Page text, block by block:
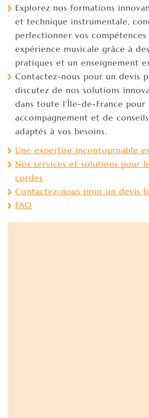
Explorez nos formations
et technique instrumentale,
perfectionner vos
expérience musicale grâce à
pratiques et un enseignement
Contactez-nous pour un devis
discutez de nos solutions
dans toute l'Île-de-France pour
accompagnement et de
adaptés à vos besoins.
Une expertise incontournable
Nos services et solutions pour
cordes
Contactez-nous pour un devis
FAQ